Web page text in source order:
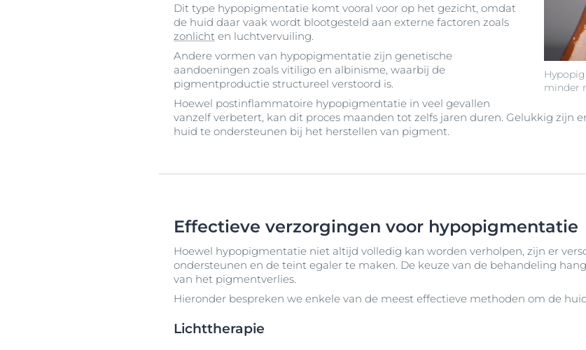
minder
Dit type hypopigmentatie komt vooral voor op het gezicht, omdat
de huid daar vaak wordt blootgesteld aan externe factoren zoals
zonlicht en luchtvervuiling.
Andere vormen van hypopigmentatie zijn genetische
aandoeningen zoals vitiligo en albinisme, waarbij de
pigmentproductie structureel verstoord is.
Hoewel postinflammatoire hypopigmentatie in veel gevallen
vanzelf verbetert, kan dit proces maanden tot zelfs jaren duren. Gelukkig zijn
huid te ondersteunen bij het herstellen van pigment.
Effectieve verzorgingen voor hypopigmentatie
Hoewel hypopigmentatie niet altijd volledig kan worden verholpen, zijn er
ondersteunen en de teint egaler te maken. De keuze van de behandeling
van het pigmentverlies.
Hieronder bespreken we enkele van de meest effectieve methoden om de
Lichttherapie